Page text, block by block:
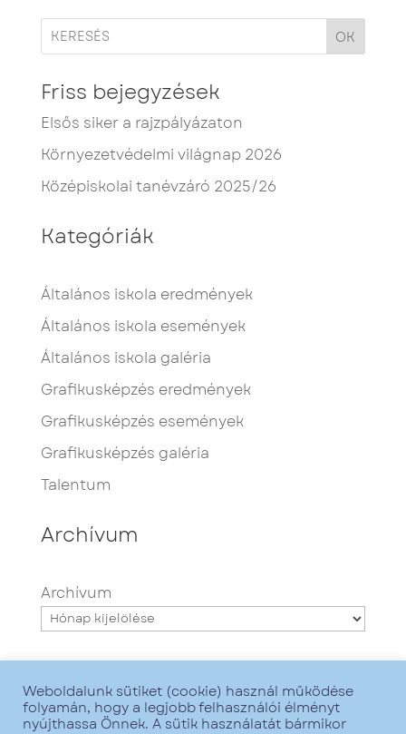
OK
Friss bejegyzések
Elsős siker a rajzpályázaton
Környezetvédelmi világnap 2026
Középiskolai tanévzáró 2025/26
Kategóriák
Általános iskola eredmények
Általános iskola események
Általános iskola galéria
Grafikusképzés eredmények
Grafikusképzés események
Grafikusképzés galéria
Talentum
Archívum
Archívum
Weboldalunk sütiket (cookie) használ működése
folyamán, hogy a legjobb felhasználói élményt
nyújthassa Önnek. A sütik használatát bármikor